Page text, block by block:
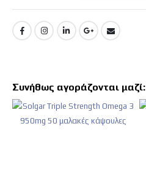
Συνήθως αγοράζονται μαζί: